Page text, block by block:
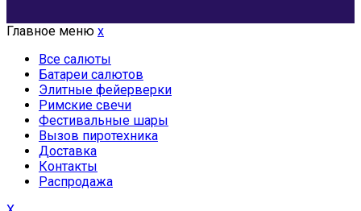
Главное меню x
Все салюты
Батареи салютов
Элитные фейерверки
Римские свечи
Фестивальные шары
Вызов пиротехника
Доставка
Контакты
Распродажа